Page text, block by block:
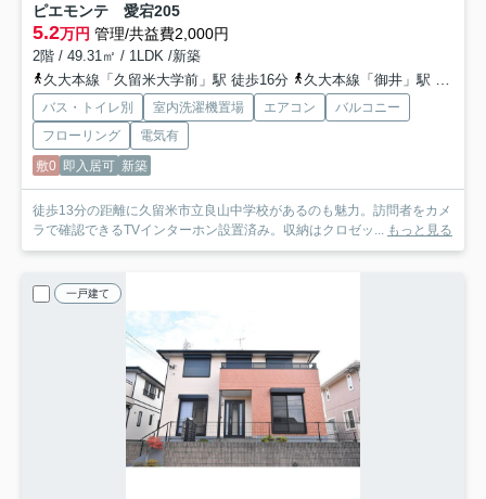
ピエモンテ 愛宕205
5.2万円 管理/共益費2,000円
2階 / 49.31㎡ / 1LDK /新築
久大本線「久留米大学前」駅 徒歩16分
久大本線「御井」駅 徒歩23分
バス・トイレ別 室内洗濯機置場 エアコン
バルコニー
フローリング
電気有
敷0 即入居可 新築
徒歩13分の距離に久留米市立良山中学校があるのも魅力。訪問者をカメ
ラで確認できるTVインターホン設置済み。収納はクロゼッ...
もっと見る
一戸建て